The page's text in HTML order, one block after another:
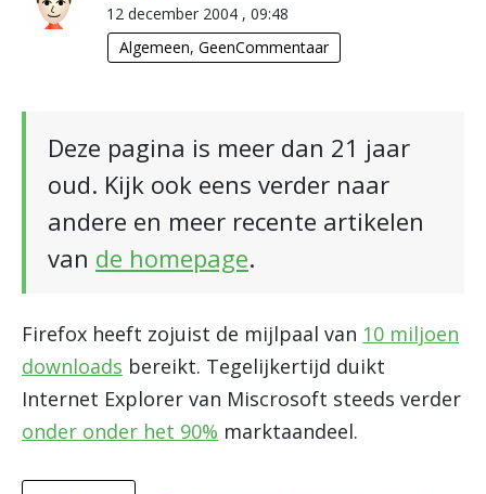
12 december 2004 , 09:48
Algemeen, GeenCommentaar
Deze pagina is meer dan 21 jaar
oud. Kijk ook eens verder naar
andere en meer recente artikelen
van de homepage.
Firefox heeft zojuist de mijlpaal van 10 miljoen
downloads bereikt. Tegelijkertijd duikt
Internet Explorer van Miscrosoft steeds verder
onder onder het 90% marktaandeel.